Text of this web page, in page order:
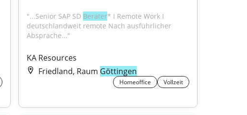
"...Senior SAP SD Berater* I Remote Work I
deutschlandweit remote Nach ausführlicher
Absprache..."
KA Resources
Friedland, Raum Göttingen
Homeoffice Vollzeit